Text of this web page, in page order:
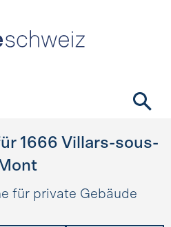
1666 Villars-sous-
Mont
für private Gebäude